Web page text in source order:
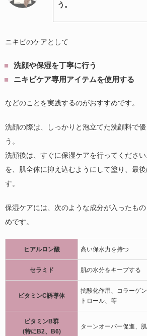
う。
ニキビのケアとして
洗顔や保湿を丁寧に行う
ニキビケア専用アイテムを使用する
などのことを実践するのがおすすめです。
洗顔の際は、しっかりと泡立てた洗顔料で
う。
洗顔後は、すぐに保湿ケアを行ってくださ
を、肌全体に抑え込むようにして塗り、最
す。
保湿ケアには、次のような成分が入ったも
めです。
ヒアルロン酸 高い保水力を持つ
セラミド 肌の水分をキープする
ビタミンC誘導体
抗酸化作用、コラーゲ
トロール、等
ビタミンB群
(特にB2、B6)
ターンオーバー促進、